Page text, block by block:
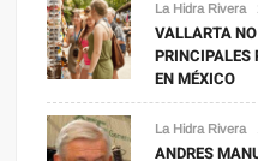
La Hidra Rivera
VALLARTA
PRINCIPALES
EN MÉXICO
La Hidra Rivera
ANDRES